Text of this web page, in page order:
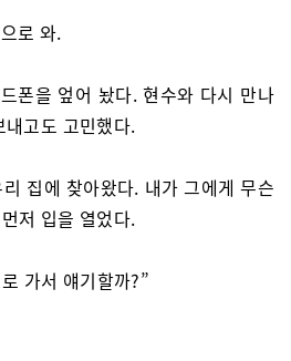
로 와.
폰을 엎어 놨다. 현수와 다시 만나
고도 고민했다.
집에 찾아왔다. 내가 그에게 무슨
저 입을 열었다.
가서 얘기할까?”